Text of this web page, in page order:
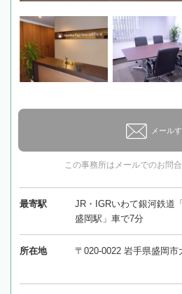
メール
この事務所はメールでのお問
最寄駅
JR・IGRいわて銀河鉄道
盛岡駅」車で7分
所在地 〒020-0022 岩手県盛岡